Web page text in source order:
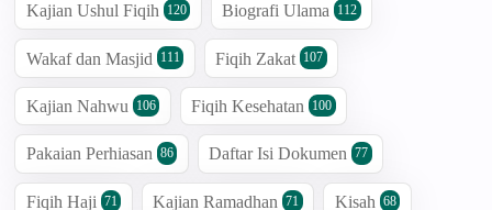
Kajian Ushul Fiqih 120 Biografi Ulama 112
Wakaf dan Masjid 111 Fiqih Zakat 107
Kajian Nahwu 106 Fiqih Kesehatan 100
Pakaian Perhiasan 86 Daftar Isi Dokumen 77
Fiqih Haji 71 Kajian Ramadhan 71 Kisah 68